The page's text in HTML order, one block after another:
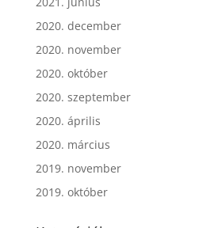
2020. december
2020. november
2020. október
2020. szeptember
2020. április
2020. március
2019. november
2019. október